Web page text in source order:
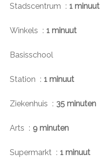
Stadscentrum 1 minuut
Winkels 1 minuut
Basisschool
Station 1 minuut
Ziekenhuis 35 minuten
Arts 9 minuten
Supermarkt 1 minuut